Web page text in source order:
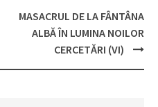
MASACRUL DE LA FÂNTÂNA
ALBĂ ÎN LUMINA NOILOR
CERCETĂRI (VI)